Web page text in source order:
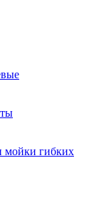
мойки гибких